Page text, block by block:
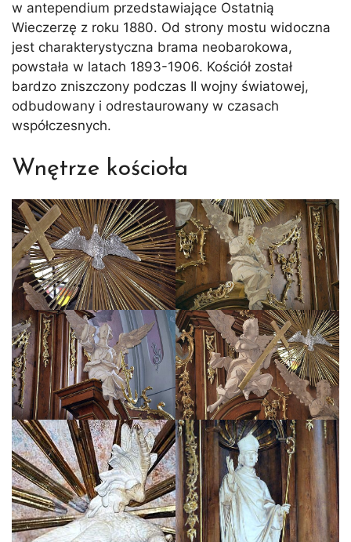
w antependium przedstawiające Ostatnią
Wieczerzę z roku 1880. Od strony mostu widoczna
jest charakterystyczna brama neobarokowa,
powstała w latach 1893-1906. Kościół został
bardzo zniszczony podczas II wojny światowej,
odbudowany i odrestaurowany w czasach
współczesnych.
Wnętrze kościoła